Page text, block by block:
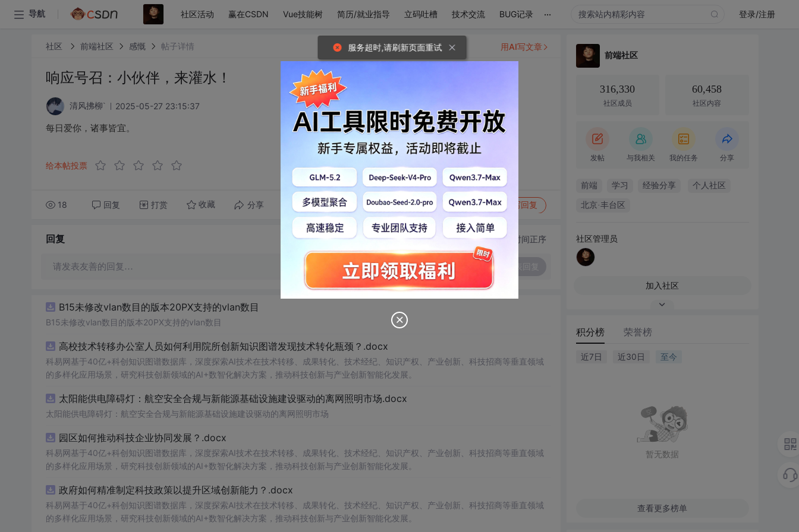
导航 社区活动 赢在CSDN Vue技能树 简历/就业指导 立码吐槽 技术交流 BUG记录 ... 登录/注册
社区 前端社区 感慨 帖子详情
响应号召：小伙伴，来灌水！
清风拂柳` 2025-05-27 23:15:37
每日爱你，诸事皆宜。
给本帖投票
18 回复 打赏 收藏 分享 转发到动态 举报 写回复
用AI写文章
回复 切换为时间正序
请发表友善的回复…
B15未修改vlan数目的版本20PX支持的vlan数目
B15未修改vlan数目的版本20PX支持的vlan数目
高校技术转移办公室人员如何利用院所创新知识图谱发现技术转化瓶颈？.docx
科易网基于40亿+科创知识图谱数据库，深度探索AI技术在技术转移、成果转化、技术经纪、知识产权、产业创新、科技招商等垂直领域
的多样化应用场景，研究科技创新领域的AI+数智化解决方案，推动科技创新与产业创新智能化发展。
太阳能供电障碍灯：航空安全合规与新能源基础设施建设驱动的离网照明市场.docx
太阳能供电障碍灯：航空安全合规与新能源基础设施建设驱动的离网照明市场
园区如何推动科技企业协同发展？.docx
科易网基于40亿+科创知识图谱数据库，深度探索AI技术在技术转移、成果转化、技术经纪、知识产权、产业创新、科技招商等垂直领域
的多样化应用场景，研究科技创新领域的AI+数智化解决方案，推动科技创新与产业创新智能化发展。
政府如何精准制定科技政策以提升区域创新能力？.docx
科易网基于40亿+科创知识图谱数据库，深度探索AI技术在技术转移、成果转化、技术经纪、知识产权、产业创新、科技招商等垂直领域
的多样化应用场景，研究科技创新领域的AI+数智化解决方案，推动科技创新与产业创新智能化发展。
前端社区
316,330
社区成员
60,458
社区内容
发帖 与我相关 我的任务 分享
前端 学习 经验分享 个人社区
北京·丰台区
社区管理员
加入社区
积分榜 荣誉榜
近7日 近30日 至今
暂无数据
查看更多榜单
服务超时,请刷新页面重试